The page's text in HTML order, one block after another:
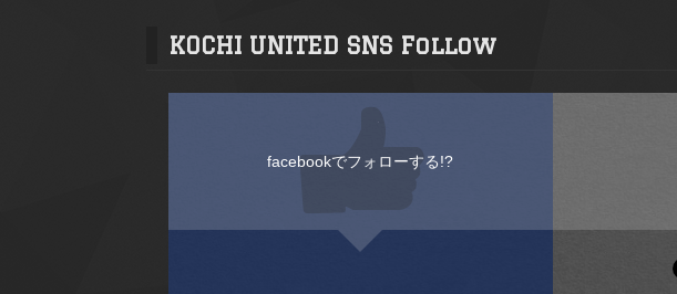
KOCHI UNITED SNS Follow
facebookでフォローする!?